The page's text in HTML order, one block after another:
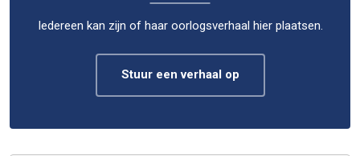
Iedereen kan zijn of haar oorlogsverhaal hier plaatsen.
Stuur een verhaal op